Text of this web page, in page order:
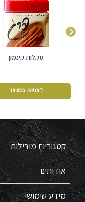
מקלות קינמון
לצפיה במוצר
קטגוריות מובילות
אודותינו
מידע שימושי